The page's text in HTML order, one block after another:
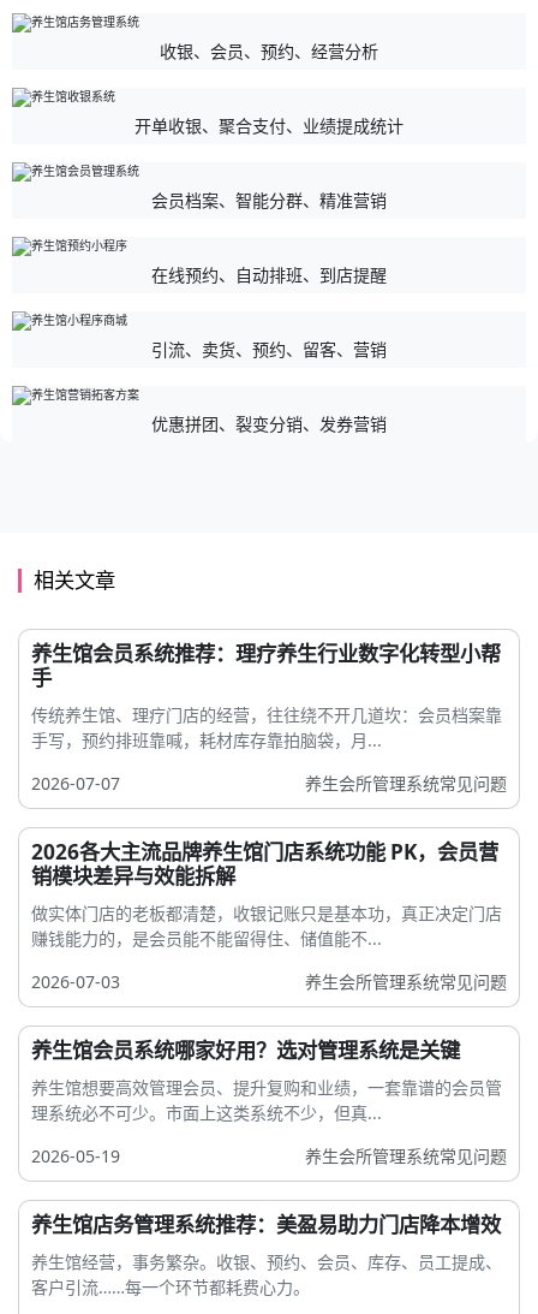
收银、会员、预约、经营分析
开单收银、聚合支付、业绩提成统计
会员档案、智能分群、精准营销
在线预约、自动排班、到店提醒
引流、卖货、预约、留客、营销
优惠拼团、裂变分销、发券营销
相关文章
养生馆会员系统推荐：理疗养生行业数字化转型小帮
手
传统养生馆、理疗门店的经营，往往绕不开几道坎：会员档案靠
手写，预约排班靠喊，耗材库存靠拍脑袋，月...
2026-07-07
养生会所管理系统常见问题
2026各大主流品牌养生馆门店系统功能 PK，会员营
销模块差异与效能拆解
做实体门店的老板都清楚，收银记账只是基本功，真正决定门店
赚钱能力的，是会员能不能留得住、储值能不...
2026-07-03
养生会所管理系统常见问题
养生馆会员系统哪家好用？选对管理系统是关键
养生馆想要高效管理会员、提升复购和业绩，一套靠谱的会员管
理系统必不可少。市面上这类系统不少，但真...
2026-05-19
养生会所管理系统常见问题
养生馆店务管理系统推荐：美盈易助力门店降本增效
养生馆经营，事务繁杂。收银、预约、会员、库存、员工提成、
客户引流……每一个环节都耗费心力。